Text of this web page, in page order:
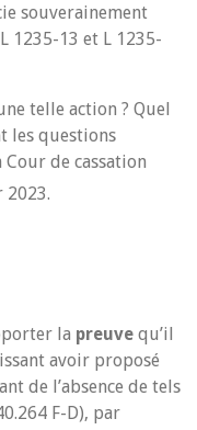
souverainement
1235-13 et L 1235-
telle action ? Quel
les questions
de cassation
2023.
la preuve qu’il
avoir proposé
de l’absence de tels
F-D), par